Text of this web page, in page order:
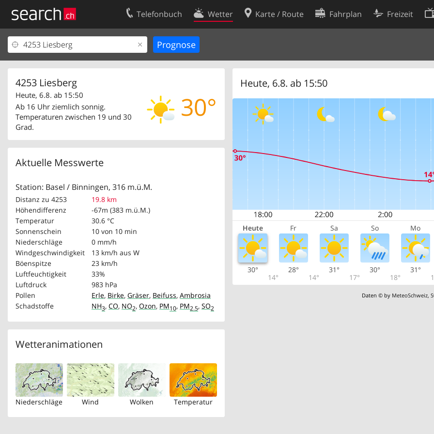
Telefonbuch Wetter Karte / Route Fahrplan Freizeit
4253 Liesberg
30°
Heute, 6.8. ab 15:50
Ab 16 Uhr ziemlich sonnig.
Temperaturen zwischen 19 und 30
Grad.
Aktuelle Messwerte
Station: Basel / Binningen, 316 m.ü.M.
Distanz zu 4253
19.8 km
Höhendifferenz
-67m (383 m.ü.M.)
Temperatur
30.6 °C
Sonnenschein
10 von 10 min
Niederschläge
0 mm/h
Windgeschwindigkeit
13 km/h aus W
Böenspitze
23 km/h
Luftfeuchtigkeit
33%
Luftdruck
983 hPa
Pollen
Erle, Birke, Gräser, Beifuss, Ambrosia
Schadstoffe
NH3, CO, NO2, Ozon, PM10, PM2.5, SO2
Wetteranimationen
Niederschläge Wind Wolken Temperatur
Heute, 6.8. ab 15:50
Heute Fr Sa So Mo
30°
14°
28°
14°
31°
17°
30°
18°
31°
Daten © by MeteoSchweiz,
Ihr Eintrag
Kundencenter Geschäftskunden
Kontakt
Nutzungsbedingungen
Cookie-Einstellungen